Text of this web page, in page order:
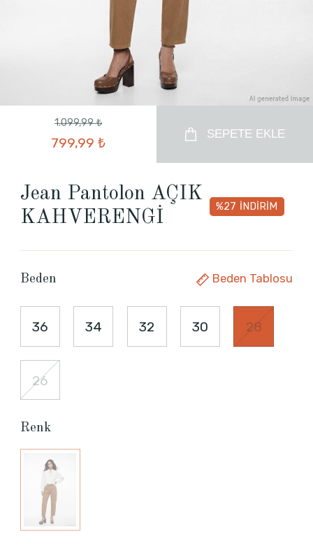
1.099,99 ₺
799,99 ₺
SEPETE EKLE
Jean Pantolon AÇIK
KAHVERENGİ
%27 İNDİRİM
Beden Beden Tablosu
36 34 32 30 28
26
Renk